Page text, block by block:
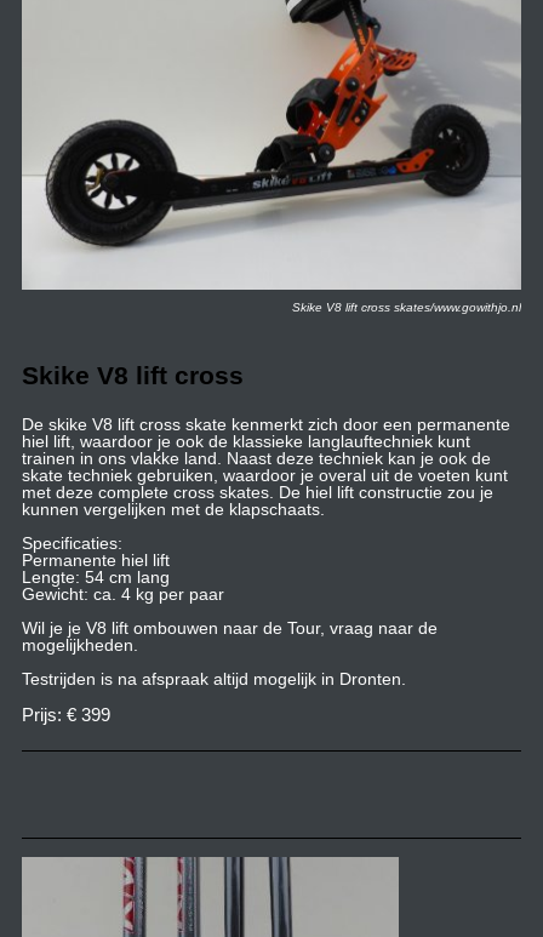
Skike V8 lift cross skates/www.gowithjo.nl
Skike V8 lift cross
De skike V8 lift cross skate kenmerkt zich door een permanente
hiel lift, waardoor je ook de klassieke langlauftechniek kunt
trainen in ons vlakke land. Naast deze techniek kan je ook de
skate techniek gebruiken, waardoor je overal uit de voeten kunt
met deze complete cross skates. De hiel lift constructie zou je
kunnen vergelijken met de klapschaats.
Specificaties:
Permanente hiel lift
Lengte: 54 cm lang
Gewicht: ca. 4 kg per paar
Wil je je V8 lift ombouwen naar de Tour, vraag naar de
mogelijkheden.
Testrijden is na afspraak altijd mogelijk in Dronten.
Prijs: € 399